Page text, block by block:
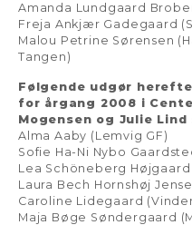
Amanda Lundgaard
Freja Ankjær Gadegaard
Malou Petrine Sørensen
Tangen)
Følgende udgør
for årgang 2008 i
Mogensen og Julie
Alma Aaby (Lemvig GF)
Sofie Ha-Ni Nybo
Lea Schöneberg Højgaard
Laura Bech Hornshøj
Caroline Lidegaard
Maja Bøge Søndergaard